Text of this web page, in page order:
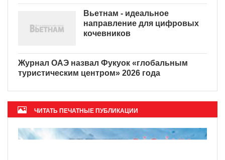
Вьетнам - идеальное
направление для цифровых
кочевников
Журнал ОАЭ назвал Фукуок «глобальным
туристическим центром» 2026 года
ЧИТАТЬ ПЕЧАТНЫЕ ПУБЛИКАЦИИ